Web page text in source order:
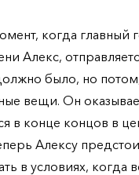
когда главный
Алекс,
было, но
вещи. Он
в конце концов в
Алексу
в условиях, когда